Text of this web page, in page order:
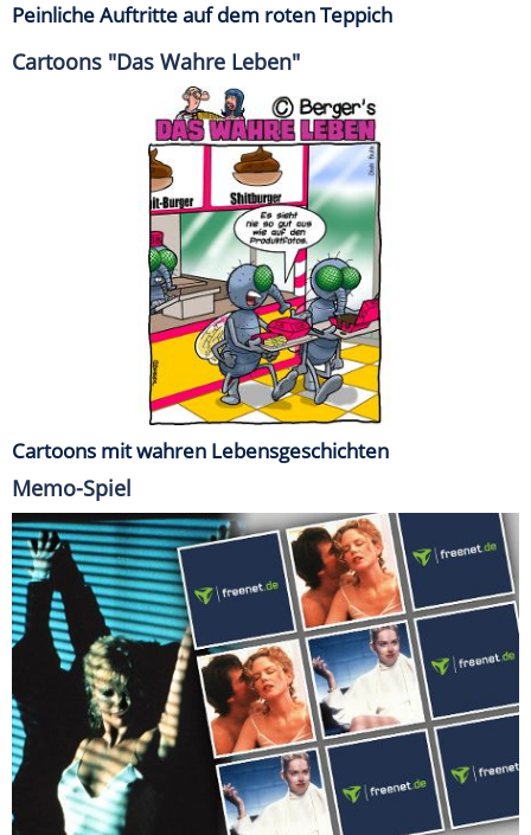
Peinliche Auftritte auf dem roten Teppich
Cartoons "Das Wahre Leben"
Cartoons mit wahren Lebensgeschichten
Memo-Spiel